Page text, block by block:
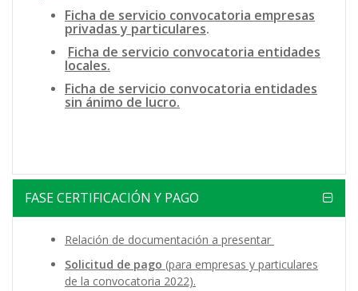
Ficha de servicio convocatoria empresas
privadas y particulares.
Ficha de servicio convocatoria entidades
locales.
Ficha de servicio convocatoria entidades
sin ánimo de lucro.
FASE CERTIFICACIÓN Y PAGO
Relación de documentación a presentar
Solicitud de pago (para empresas y particulares
de la convocatoria 2022).